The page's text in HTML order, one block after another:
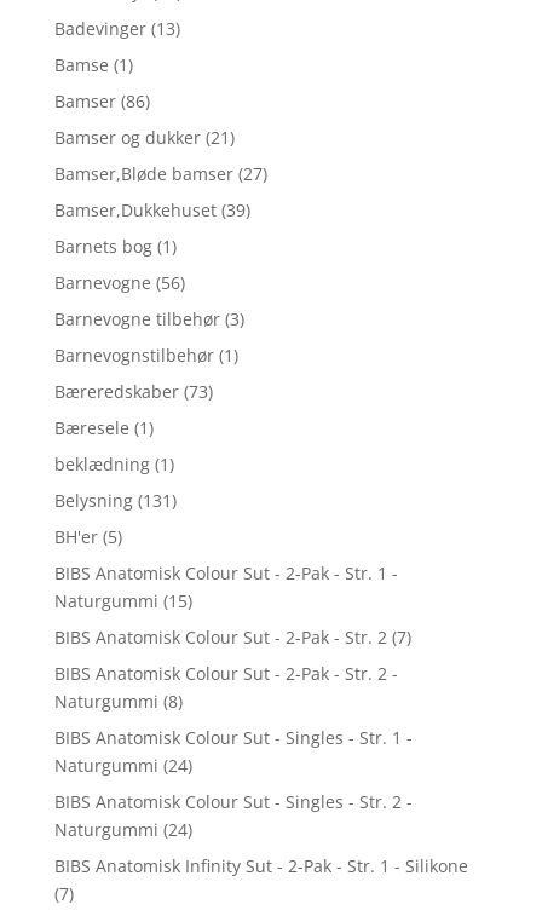
Badevinger (13)
Bamse (1)
Bamser (86)
Bamser og dukker (21)
Bamser,Bløde bamser (27)
Bamser,Dukkehuset (39)
Barnets bog (1)
Barnevogne (56)
Barnevogne tilbehør (3)
Barnevognstilbehør (1)
Bæreredskaber (73)
Bæresele (1)
beklædning (1)
Belysning (131)
BH'er (5)
BIBS Anatomisk Colour Sut - 2-Pak - Str. 1 -
Naturgummi (15)
BIBS Anatomisk Colour Sut - 2-Pak - Str. 2 (7)
BIBS Anatomisk Colour Sut - 2-Pak - Str. 2 -
Naturgummi (8)
BIBS Anatomisk Colour Sut - Singles - Str. 1 -
Naturgummi (24)
BIBS Anatomisk Colour Sut - Singles - Str. 2 -
Naturgummi (24)
BIBS Anatomisk Infinity Sut - 2-Pak - Str. 1 - Silikone
(7)